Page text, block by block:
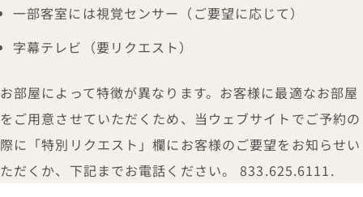
一部客室には視覚センサー（ご要望に応じて）
字幕テレビ（要リクエスト）
お部屋によって特徴が異なります。お客様に最適なお部屋
をご用意させていただくため、当ウェブサイトでご予約の
際に「特別リクエスト」欄にお客様のご要望をお知らせい
ただくか、下記までお電話ください。833.625.6111.